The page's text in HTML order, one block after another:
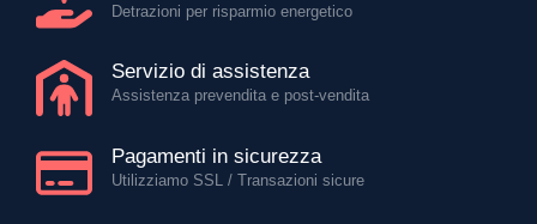
Detrazioni per risparmio energetico
Servizio di assistenza
Assistenza prevendita e post-vendita
Pagamenti in sicurezza
Utilizziamo SSL / Transazioni sicure